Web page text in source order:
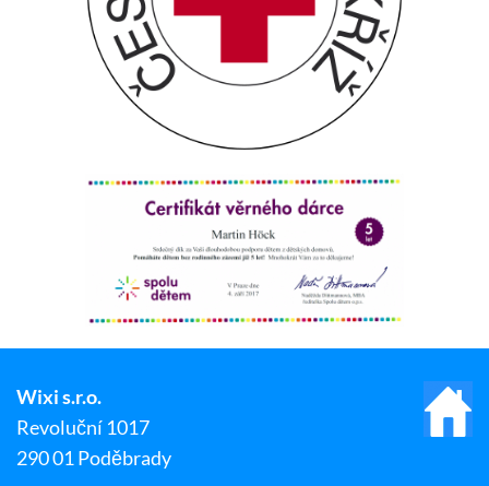
Wixi s.r.o.
Revoluční 1017
290 01 Poděbrady